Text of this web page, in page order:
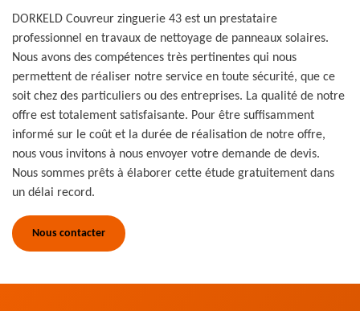
DORKELD Couvreur zinguerie 43 est un prestataire
professionnel en travaux de nettoyage de panneaux solaires.
Nous avons des compétences très pertinentes qui nous
permettent de réaliser notre service en toute sécurité, que ce
soit chez des particuliers ou des entreprises. La qualité de notre
offre est totalement satisfaisante. Pour être suffisamment
informé sur le coût et la durée de réalisation de notre offre,
nous vous invitons à nous envoyer votre demande de devis.
Nous sommes prêts à élaborer cette étude gratuitement dans
un délai record.
Nous contacter